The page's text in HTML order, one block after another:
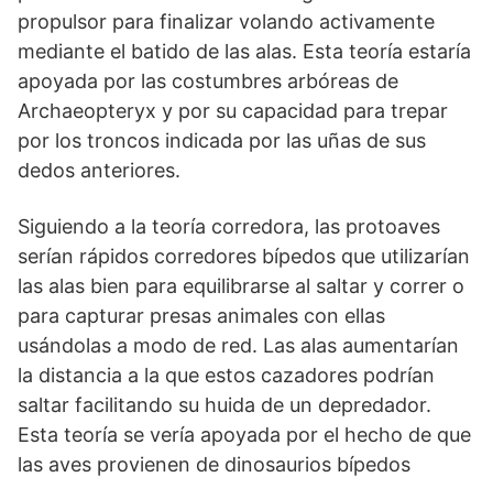
propulsor para finalizar volando activamente
mediante el batido de las alas. Esta teoría estaría
apoyada por las costumbres arbóreas de
Archaeopteryx y por su capacidad para trepar
por los troncos indicada por las uñas de sus
dedos anteriores.
Siguiendo a la teoría corredora, las protoaves
serían rápidos corredores bípedos que utilizarían
las alas bien para equilibrarse al saltar y correr o
para capturar presas animales con ellas
usándolas a modo de red. Las alas aumentarían
la distancia a la que estos cazadores podrían
saltar facilitando su huida de un depredador.
Esta teoría se vería apoyada por el hecho de que
las aves provienen de dinosaurios bípedos